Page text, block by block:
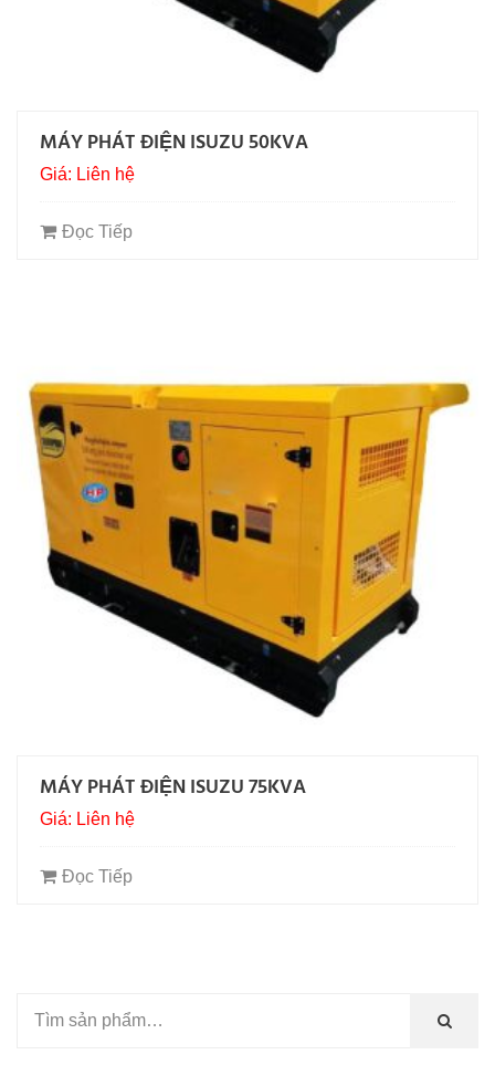
MÁY PHÁT ĐIỆN ISUZU 50KVA
Giá: Liên hệ
Đọc Tiếp
MÁY PHÁT ĐIỆN ISUZU 75KVA
Giá: Liên hệ
Đọc Tiếp